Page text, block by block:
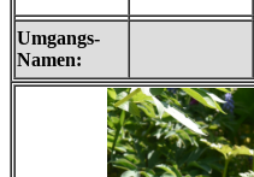
Umgangs-
Namen: